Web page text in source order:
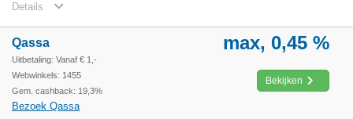
Details
Qassa
Uitbetaling: Vanaf € 1,-
Webwinkels: 1455
Gem. cashback: 19,3%
Bezoek Qassa
max, 0,45 %
Bekijken